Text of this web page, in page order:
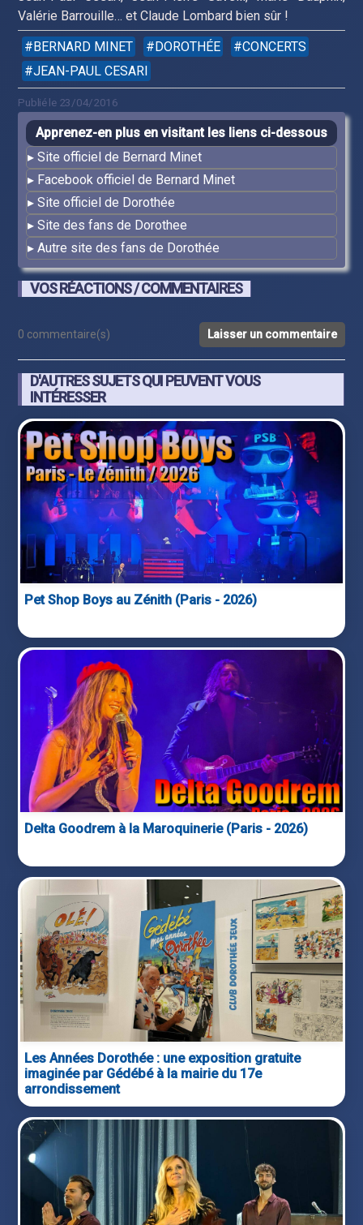
Valérie Barrouille… et Claude Lombard bien sûr !
BERNARD MINET
DOROTHÉE
CONCERTS
JEAN-PAUL CESARI
Publié le 23/04/2016
Apprenez-en plus en visitant les liens ci-dessous
Site officiel de Bernard Minet
Facebook officiel de Bernard Minet
Site officiel de Dorothée
Site des fans de Dorothee
Autre site des fans de Dorothée
VOS RÉACTIONS / COMMENTAIRES
0 commentaire(s) Laisser un commentaire
D'AUTRES SUJETS QUI PEUVENT VOUS
INTÉRESSER
Pet Shop Boys au Zénith (Paris - 2026)
Delta Goodrem à la Maroquinerie (Paris - 2026)
Les Années Dorothée : une exposition gratuite
imaginée par Gédébé à la mairie du 17e
arrondissement